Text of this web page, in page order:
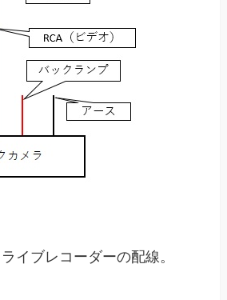
イブレコーダーの配線。